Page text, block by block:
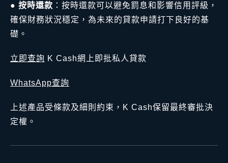
● 按時還款 ：按時還款可以避免罰息和影響信用評級，
確保財務狀況穩定，為未來的貸款申請打下良好的基
礎。
立即查詢 K Cash網上即批私人貸款
WhatsApp查詢
上述產品受條款及細則約束，K Cash保留最終審批決
定權。